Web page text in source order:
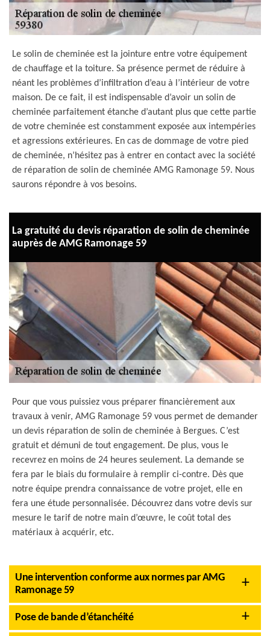
Le solin de cheminée est la jointure entre votre équipement
de chauffage et la toiture. Sa présence permet de réduire à
néant les problèmes d’infiltration d’eau à l’intérieur de votre
maison. De ce fait, il est indispensable d’avoir un solin de
cheminée parfaitement étanche d’autant plus que cette partie
de votre cheminée est constamment exposée aux intempéries
et agressions extérieures. En cas de dommage de votre pied
de cheminée, n’hésitez pas à entrer en contact avec la société
de réparation de solin de cheminée AMG Ramonage 59. Nous
saurons répondre à vos besoins.
La gratuité du devis réparation de solin de cheminée
auprès de AMG Ramonage 59
Pour que vous puissiez vous préparer financièrement aux
travaux à venir, AMG Ramonage 59 vous permet de demander
un devis réparation de solin de cheminée à Bergues. C’est
gratuit et démuni de tout engagement. De plus, vous le
recevrez en moins de 24 heures seulement. La demande se
fera par le biais du formulaire à remplir ci-contre. Dès que
notre équipe prendra connaissance de votre projet, elle en
fera une étude personnalisée. Découvrez dans votre devis sur
mesure le tarif de notre main d’œuvre, le coût total des
matériaux à acquérir, etc.
Une intervention conforme aux normes par AMG
Ramonage 59
Pose de bande d’étanchéité